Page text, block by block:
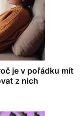
je v pořádku mít
z nich